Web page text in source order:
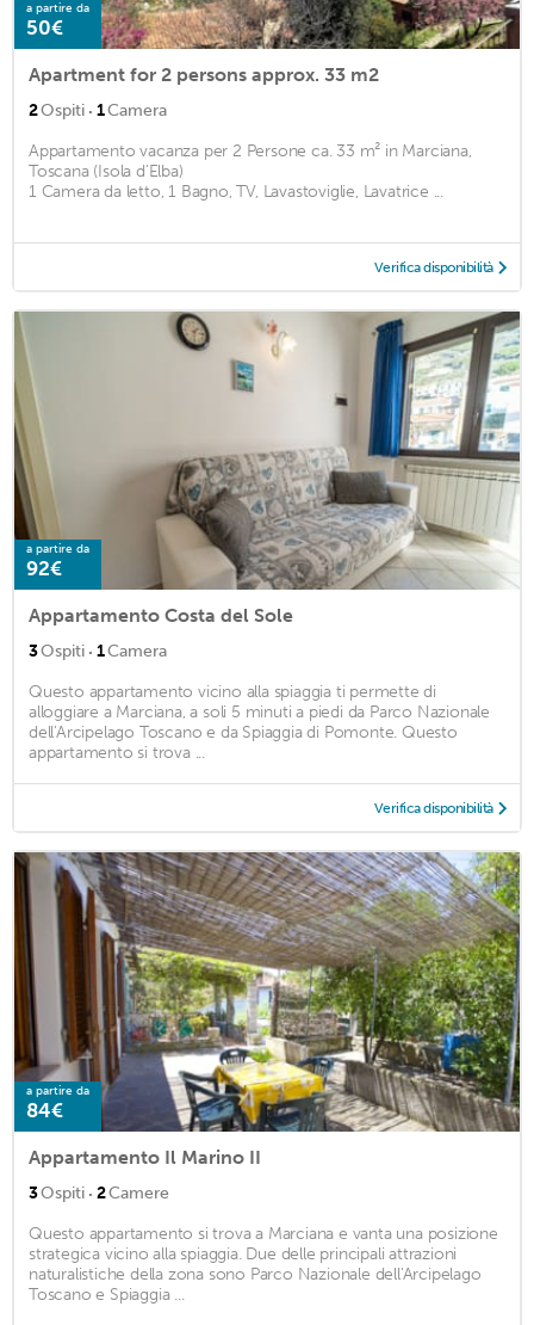
a partire da
50€
Apartment for 2 persons approx. 33 m2
2Ospiti · 1Camera
Appartamento vacanza per 2 Persone ca. 33 m² in Marciana,
Toscana (Isola d'Elba)
1 Camera da letto, 1 Bagno, TV, Lavastoviglie, Lavatrice ...
Verifica disponibilità
a partire da
92€
Appartamento Costa del Sole
3Ospiti · 1Camera
Questo appartamento vicino alla spiaggia ti permette di
alloggiare a Marciana, a soli 5 minuti a piedi da Parco Nazionale
dell'Arcipelago Toscano e da Spiaggia di Pomonte. Questo
appartamento si trova ...
Verifica disponibilità
a partire da
84€
Appartamento Il Marino II
3Ospiti · 2Camere
Questo appartamento si trova a Marciana e vanta una posizione
strategica vicino alla spiaggia. Due delle principali attrazioni
naturalistiche della zona sono Parco Nazionale dell'Arcipelago
Toscano e Spiaggia ...